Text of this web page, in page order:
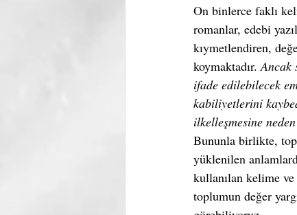
On binlerce faklı
romanlar, edebi
kıymetlendiren,
koymaktadır. Ancak
ifade edilebilecek
kabiliyetlerini
ilkelleşmesine
Bununla birlikte,
yüklenilen
kullanılan kelime
toplumun değer